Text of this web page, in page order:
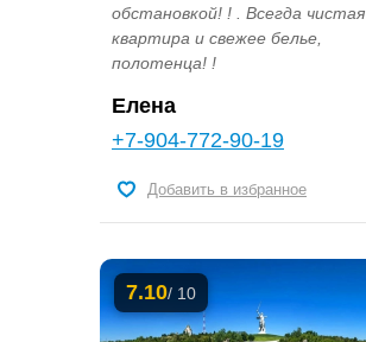
обстановкой! ! . Всегда чистая
квартира и свежее белье,
полотенца! !
Елена
+7-904-772-90-19
Добавить в избранное
7.10/ 10